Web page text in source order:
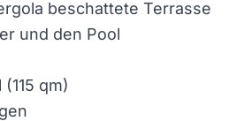
beschattete Terrasse
und den Pool
qm)